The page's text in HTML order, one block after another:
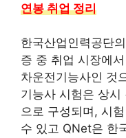
연봉 취업 정리
한국산업인력공단
증 중 취업 시장에
차운전기능사인 것
기능사 시험은 상시
으로 구성되며, 시
수 있고 QNet은 한